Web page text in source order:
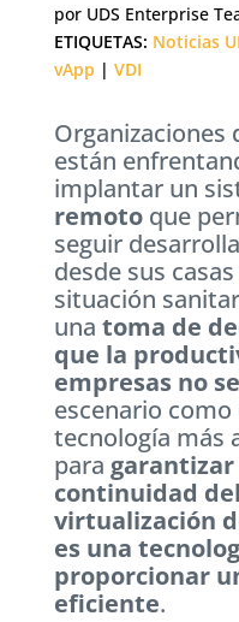
por UDS Enterprise
ETIQUETAS: Noticias
vApp | VDI
Organizaciones
están
implantar un
remotoque
seguir
desde sus
situación
una toma de
que la
empresas no
escenario como
tecnología más
para garantizar
continuidad
virtualización
es una
proporcionar
eficiente.